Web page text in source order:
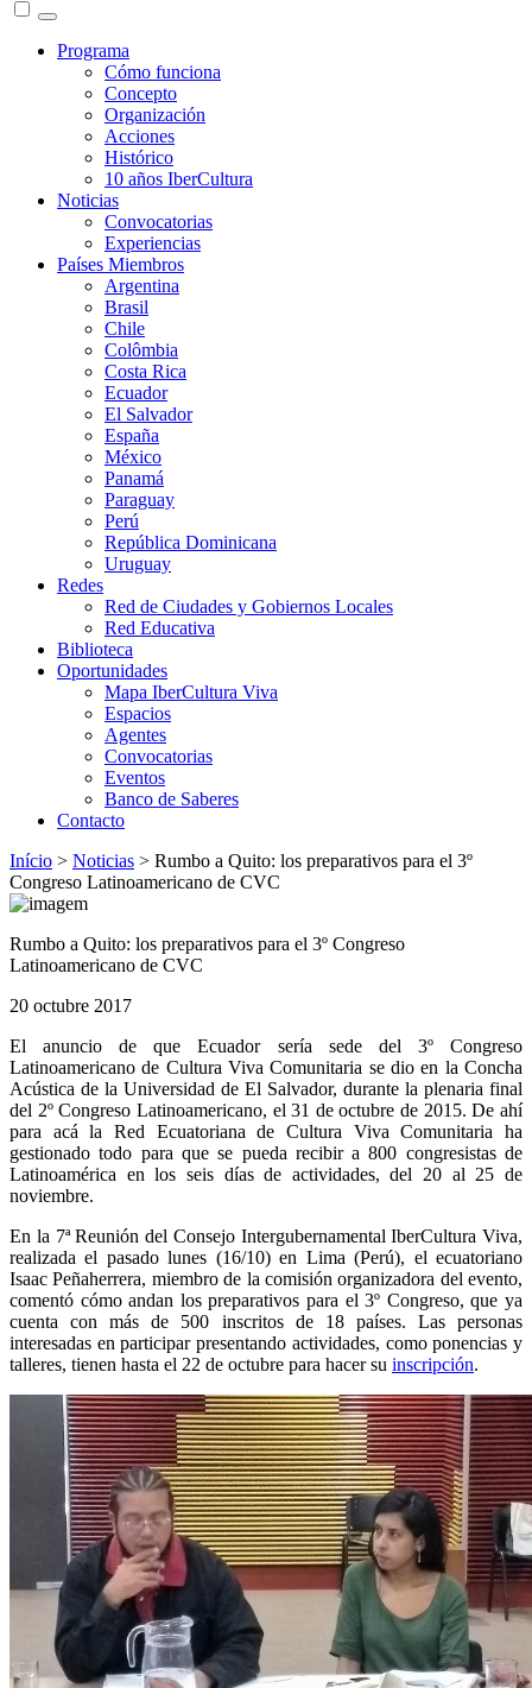
Programa
Cómo funciona
Concepto
Organización
Acciones
Histórico
10 años IberCultura
Noticias
Convocatorias
Experiencias
Países Miembros
Argentina
Brasil
Chile
Colômbia
Costa Rica
Ecuador
El Salvador
España
México
Panamá
Paraguay
Perú
República Dominicana
Uruguay
Redes
Red de Ciudades y Gobiernos Locales
Red Educativa
Biblioteca
Oportunidades
Mapa IberCultura Viva
Espacios
Agentes
Convocatorias
Eventos
Banco de Saberes
Contacto
Início > Noticias > Rumbo a Quito: los preparativos para el 3º
Congreso Latinoamericano de CVC
Rumbo a Quito: los preparativos para el 3º Congreso
Latinoamericano de CVC
20 octubre 2017
El anuncio de que Ecuador sería sede del 3º Congreso
Latinoamericano de Cultura Viva Comunitaria se dioen la Concha
Acústica de la Universidad de El Salvador, durante la plenaria final
del 2º Congreso Latinoamericano, el 31 de octubre de 2015. De ahí
para acá la Red Ecuatoriana de Cultura Viva Comunitaria ha
gestionado todo para que se pueda recibir a 800 congresistas de
Latinoamérica en los seis días de actividades, del 20 al 25 de
noviembre.
En la 7ª Reunión del Consejo Intergubernamental IberCultura Viva,
realizada el pasado lunes (16/10) en Lima (Perú), el ecuatoriano
Isaac Peñaherrera, miembro de la comisión organizadora del evento,
comentó cómo andan los preparativos para el 3º Congreso, que ya
cuenta con más de 500 inscritos de 18 países. Las personas
interesadas en participar presentando actividades, como ponencias y
talleres, tienen hasta el 22 de octubre para hacer su inscripción.